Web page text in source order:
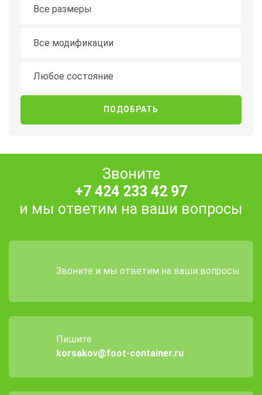
Все размеры
Все модификации
Любое состояние
Звоните
+7 424 233 42 97
и мы ответим на ваши вопросы
Звоните и мы ответим на ваши вопросы
Пишите
korsakov@foot-container.ru